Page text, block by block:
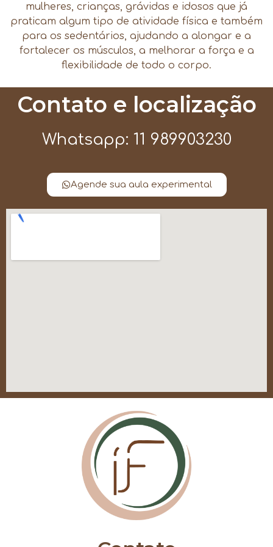
mulheres, crianças, grávidas e idosos que já
praticam algum tipo de atividade física e também
para os sedentários, ajudando a alongar e a
fortalecer os músculos, a melhorar a força e a
flexibilidade de todo o corpo.
Contato e localização
Whatsapp: 11 989903230
Agende sua aula experimental